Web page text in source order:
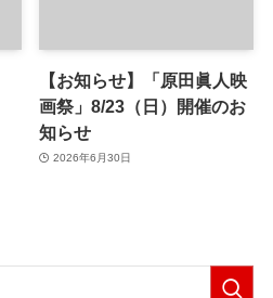
【お知らせ】「原田眞人映
画祭」8/23（日）開催のお
知らせ
2026年6月30日